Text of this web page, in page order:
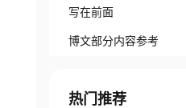
写在前面
博文部分内容参考
热门推荐